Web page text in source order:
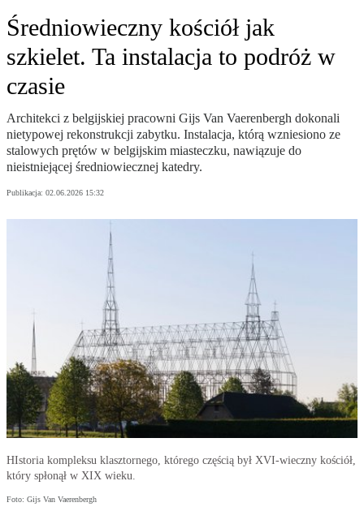
Średniowieczny kościół jak
szkielet. Ta instalacja to podróż w
czasie
Architekci z belgijskiej pracowni Gijs Van Vaerenbergh dokonali
nietypowej rekonstrukcji zabytku. Instalacja, którą wzniesiono ze
stalowych prętów w belgijskim miasteczku, nawiązuje do
nieistniejącej średniowiecznej katedry.
Publikacja: 02.06.2026 15:32
HIstoria kompleksu klasztornego, którego częścią był XVI-wieczny kościół,
który spłonął w XIX wieku.
Foto: Gijs Van Vaerenbergh